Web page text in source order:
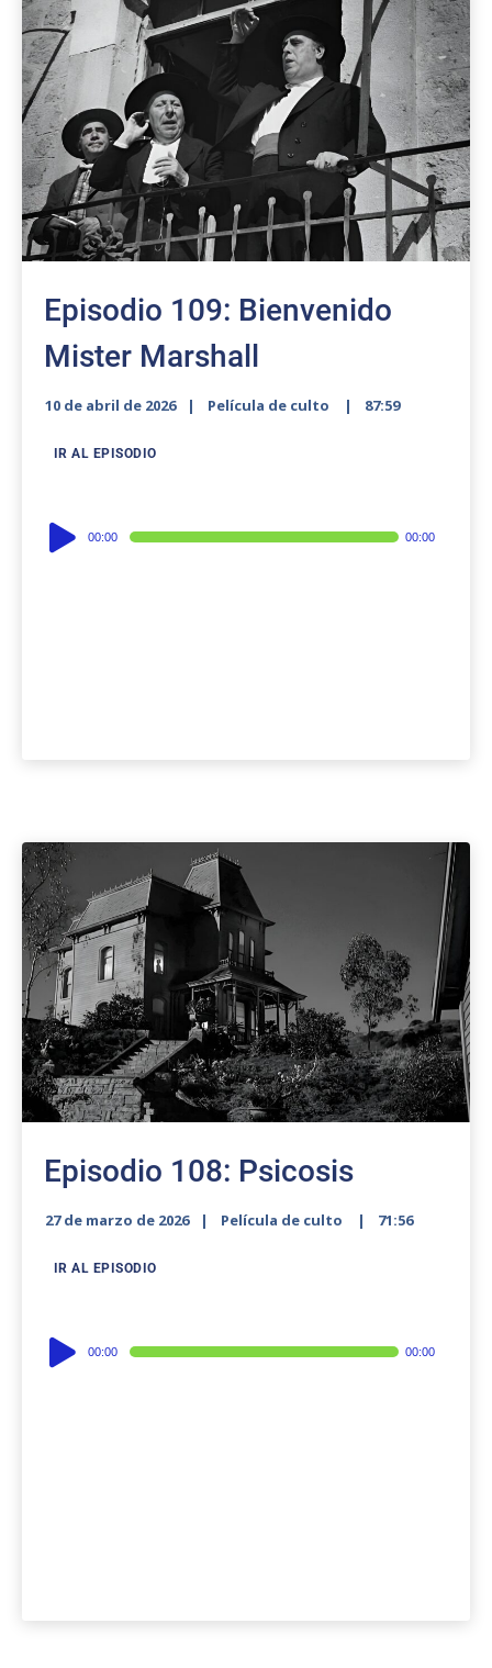
Episodio 109: Bienvenido
Mister Marshall
10 de abril de 2026 Película de culto 87:59
IR AL EPISODIO
Audio
Player
00:00 00:00
Episodio 108: Psicosis
27 de marzo de 2026 Película de culto 71:56
IR AL EPISODIO
Audio
Player
00:00 00:00